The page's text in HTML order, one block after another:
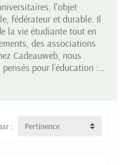
l'objet
fédérateur et durable. Il
la vie étudiante tout en
des associations
Cadeauweb, nous
pour l’éducation :
articles pratiques et éco-
: Pertinence